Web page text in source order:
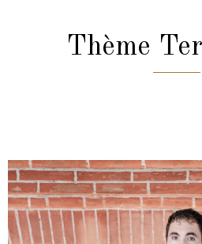
Thème